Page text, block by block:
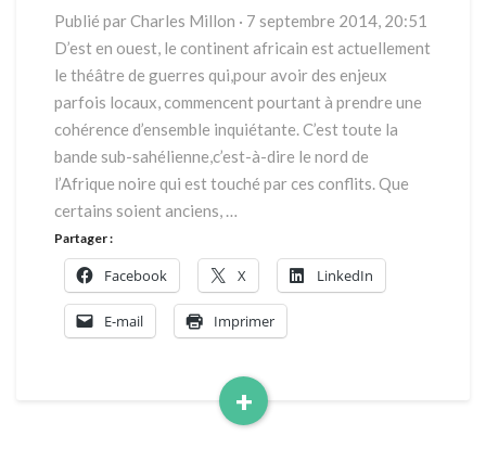
au
Nigéria
Publié par Charles Millon · 7 septembre 2014, 20:51
D’est en ouest, le continent africain est actuellement
le théâtre de guerres qui,pour avoir des enjeux
parfois locaux, commencent pourtant à prendre une
cohérence d’ensemble inquiétante. C’est toute la
bande sub-sahélienne,c’est-à-dire le nord de
l’Afrique noire qui est touché par ces conflits. Que
certains soient anciens, …
+
Read
Partager :
Facebook X LinkedIn
E-mail Imprimer